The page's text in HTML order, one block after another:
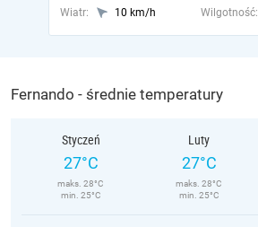
Wiatr:
10 km/h Wilgotność:
Fernando - średnie temperatury
Styczeń
27°C
maks. 28°C
min. 25°C
Luty
27°C
maks. 28°C
min. 25°C